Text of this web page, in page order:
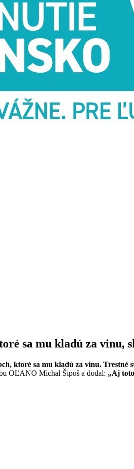
sa mu kladú za vinu,
ktoré sa mu kladú za vinu.
OĽANO Michal Šipoš a dodal: „Aj